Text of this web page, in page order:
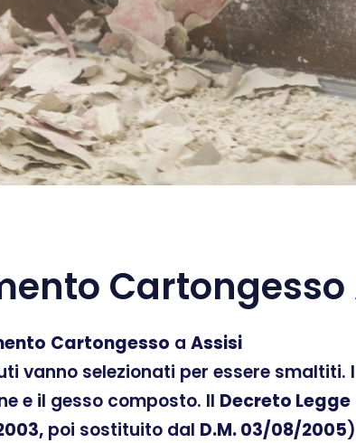
Cartongesso
Cartongesso a Assisi
vanno selezionati per essere smaltiti.
e il gesso composto. Il Decreto Legge
poi sostituito dal D.M. 03/08/2005